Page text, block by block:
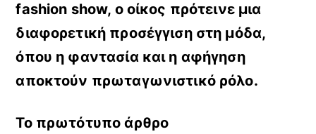
fashion show, ο οίκος πρότεινε μια
διαφορετική προσέγγιση στη μόδα,
όπου η φαντασία και η αφήγηση
αποκτούν πρωταγωνιστικό ρόλο.
Το πρωτότυπο άρθρο